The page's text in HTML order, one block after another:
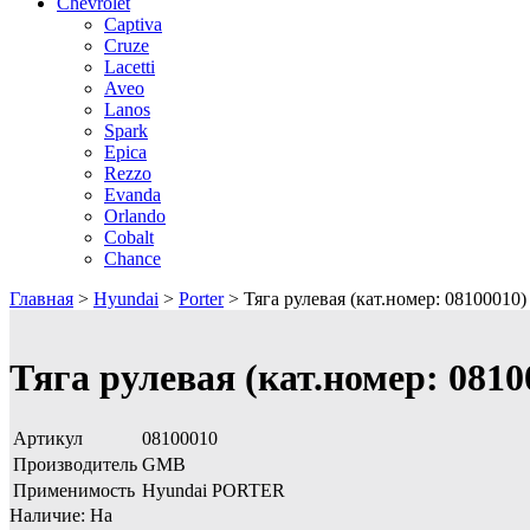
Captiva
Cruze
Lacetti
Aveo
Lanos
Spark
Epica
Rezzo
Evanda
Orlando
Cobalt
Chance
Главная > Hyundai > Porter> Тяга рулевая (кат.номер: 08100010)
Тяга рулевая (кат.номер:
Артикул
08100010
Производитель GMB
Применимость Hyundai PORTER
Наличие: На